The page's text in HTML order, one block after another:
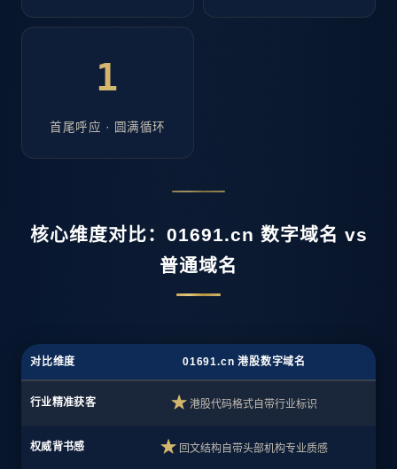
1
首尾呼应 · 圆满循环
核心维度对比：01691.cn 数字域名 vs
普通域名
对比维度 01691.cn 港股数字域名
行业精准获客 ★ 港股代码格式自带行业标识
权威背书感 ★ 回文结构自带头部机构专业质感